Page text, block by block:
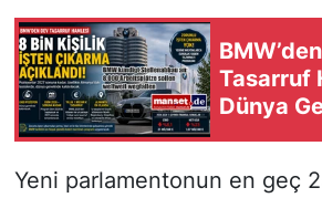
Tasarruf
Dünya
Yeni parlamentonun en geç